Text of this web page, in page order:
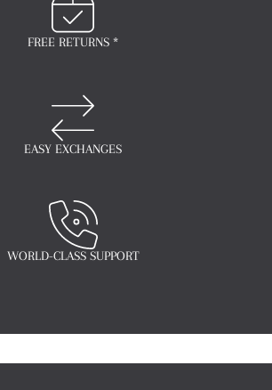
FREE RETURNS *
EASY EXCHANGES
WORLD-CLASS SUPPORT